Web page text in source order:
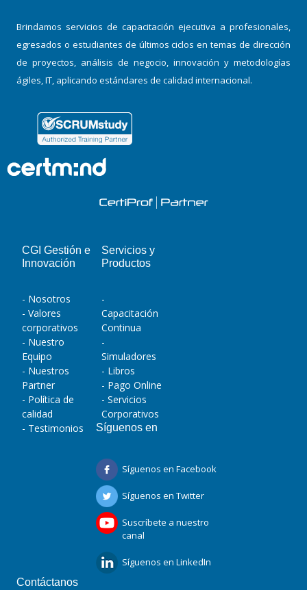
Brindamos servicios de capacitación ejecutiva a profesionales,
egresados o estudiantes de últimos ciclos en temas de dirección
de proyectos, análisis de negocio, innovación y metodologías
ágiles, IT, aplicando estándares de calidad internacional.
CGI Gestión e
Innovación
- Nosotros
- Valores
corporativos
- Nuestro
Equipo
- Nuestros
Partner
- Política de
calidad
- Testimonios
Servicios y
Productos
-
Capacitación
Continua
-
Simuladores
- Libros
- Pago Online
- Servicios
Corporativos
Síguenos en
Síguenos en Facebook
Síguenos en Twitter
Suscríbete a nuestro
canal
Síguenos en LinkedIn
Contáctanos